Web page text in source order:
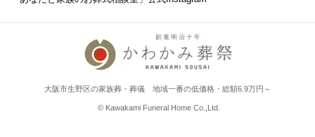
大阪市生野区の家族葬・葬儀 地域一番の低価格・総額6.9万円～
© Kawakami Funeral Home Co.,Ltd.